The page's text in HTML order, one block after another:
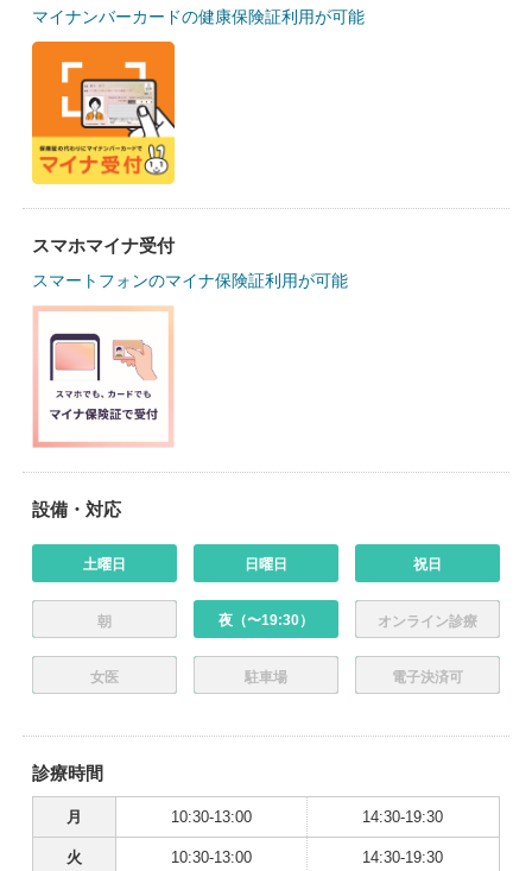
マイナンバーカードの健康保険証利用が可能
スマホマイナ受付
スマートフォンのマイナ保険証利用が可能
設備・対応
土曜日 日曜日 祝日
朝 夜（〜19:30） オンライン診療
女医 駐車場 電子決済可
診療時間
月 10:30-13:00 14:30-19:30
火 10:30-13:00 14:30-19:30